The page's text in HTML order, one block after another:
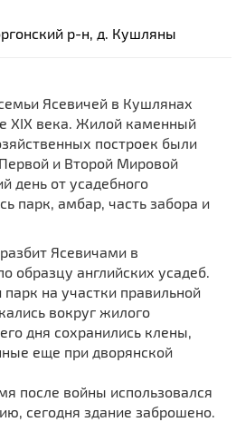
и заказники
людям
р-н, д. Кушляны
Ясевичей в Кушлянах
XIX века. Жилой каменный
построек были
и Второй Мировой
день от усадебного
парк, амбар, часть забора и
Ясевичами в
образцу английских усадеб.
на участки правильной
вокруг жилого
дня сохранились клены,
еще при дворянской
после войны использовался
сегодня здание заброшено.